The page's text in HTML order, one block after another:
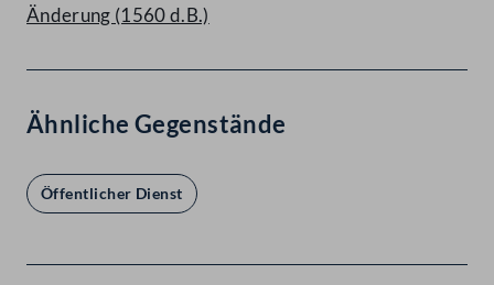
Änderung (1560 d.B.)
Ähnliche Gegenstände
Öffentlicher Dienst